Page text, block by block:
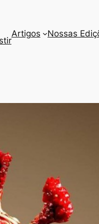
Artigos Nossas